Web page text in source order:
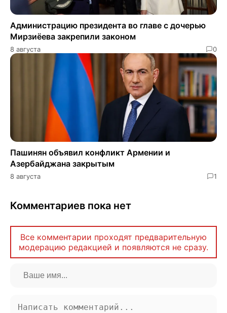
Администрацию президента во главе с дочерью
Мирзиёева закрепили законом
8 августа 0
Пашинян объявил конфликт Армении и
Азербайджана закрытым
8 августа 1
Комментариев пока нет
Все комментарии проходят предварительную
модерацию редакцией и появляются не сразу.